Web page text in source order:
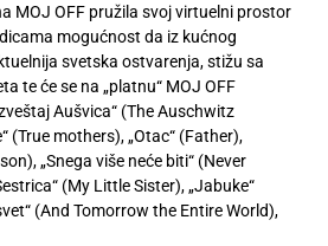
MOJ OFF pružila svoj virtuelni prostor
mogućnost da iz kućnog
svetska ostvarenja, stižu sa
te će se na „platnu“ MOJ OFF
Aušvica“ (The Auschwitz
(True mothers), „Otac“ (Father),
„Snega više neće biti“ (Never
(My Little Sister), „Jabuke“
(And Tomorrow the Entire World),